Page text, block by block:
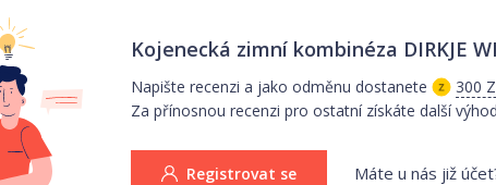
Kojenecká zimní kombinéza DIRKJE
Napište recenzi a jako odměnu dostanete
300
Za přínosnou recenzi pro ostatní získáte další
Registrovat se Máte u nás již